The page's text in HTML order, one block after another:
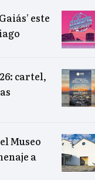
este
cartel,
Museo
a